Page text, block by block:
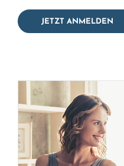
JETZT ANMELDEN